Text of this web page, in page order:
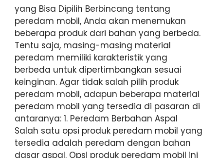
yang Bisa Dipilih Berbincang tentang
peredam mobil, Anda akan menemukan
beberapa produk dari bahan yang berbeda.
Tentu saja, masing-masing material
peredam memiliki karakteristik yang
berbeda untuk dipertimbangkan sesuai
keinginan. Agar tidak salah pilih produk
peredam mobil, adapun beberapa material
peredam mobil yang tersedia di pasaran di
antaranya: 1. Peredam Berbahan Aspal
Salah satu opsi produk peredam mobil yang
tersedia adalah peredam dengan bahan
dasar aspal. Opsi produk peredam mobil ini